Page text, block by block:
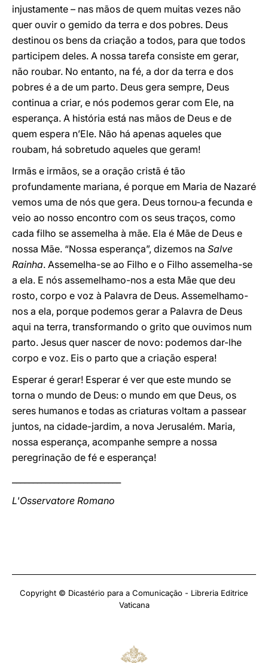
injustamente – nas mãos de quem muitas vezes não
quer ouvir o gemido da terra e dos pobres. Deus
destinou os bens da criação a todos, para que todos
participem deles. A nossa tarefa consiste em gerar,
não roubar. No entanto, na fé, a dor da terra e dos
pobres é a de um parto. Deus gera sempre, Deus
continua a criar, e nós podemos gerar com Ele, na
esperança. A história está nas mãos de Deus e de
quem espera n’Ele. Não há apenas aqueles que
roubam, há sobretudo aqueles que geram!
Irmãs e irmãos, se a oração cristã é tão
profundamente mariana, é porque em Maria de Nazaré
vemos uma de nós que gera. Deus tornou-a fecunda e
veio ao nosso encontro com os seus traços, como
cada filho se assemelha à mãe. Ela é Mãe de Deus e
nossa Mãe. “Nossa esperança”, dizemos na Salve
Rainha. Assemelha-se ao Filho e o Filho assemelha-se
a ela. E nós assemelhamo-nos a esta Mãe que deu
rosto, corpo e voz à Palavra de Deus. Assemelhamo-
nos a ela, porque podemos gerar a Palavra de Deus
aqui na terra, transformando o grito que ouvimos num
parto. Jesus quer nascer de novo: podemos dar-lhe
corpo e voz. Eis o parto que a criação espera!
Esperar é gerar! Esperar é ver que este mundo se
torna o mundo de Deus: o mundo em que Deus, os
seres humanos e todas as criaturas voltam a passear
juntos, na cidade-jardim, a nova Jerusalém. Maria,
nossa esperança, acompanhe sempre a nossa
peregrinação de fé e esperança!
L'Osservatore Romano
Copyright © Dicastério para a Comunicação - Libreria Editrice
Vaticana